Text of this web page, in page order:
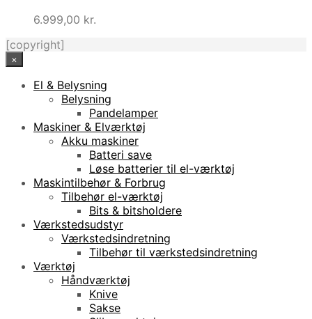
6.999,00 kr.
[copyright]
×
El & Belysning
Belysning
Pandelamper
Maskiner & Elværktøj
Akku maskiner
Batteri save
Løse batterier til el-værktøj
Maskintilbehør & Forbrug
Tilbehør el-værktøj
Bits & bitsholdere
Værkstedsudstyr
Værkstedsindretning
Tilbehør til værkstedsindretning
Værktøj
Håndværktøj
Knive
Sakse